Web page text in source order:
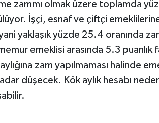
zammı olmak üzere toplamda
İşçi, esnaf ve çiftçi
yaklaşık yüzde 25.4 oranında
emeklisi arasında 5.3 puanlık
zam yapılmaması halinde
düşecek. Kök aylık hesabı